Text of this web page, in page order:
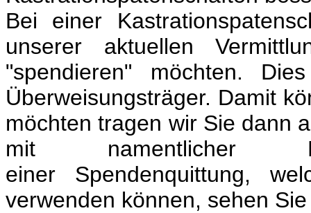
Bei einer
unserer aktuellen
"spendieren" möchten.
Überweisungsträger. Damit
möchten tragen wir Sie dann
mit namentlicher
einer Spendenquittung,
verwenden können, sehen